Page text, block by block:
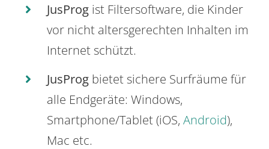
JusProg ist Filtersoftware, die Kinder
vor nicht altersgerechten Inhalten im
Internet schützt.
JusProg bietet sichere Surfräume für
alle Endgeräte: Windows,
Smartphone/Tablet (iOS, Android),
Mac etc.